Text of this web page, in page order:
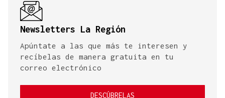
Newsletters La Región
Apúntate a las que más te interesen y
recíbelas de manera gratuita en tu
correo electrónico
DESCÚBRELAS